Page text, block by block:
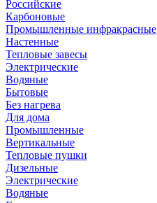
Российские
Карбоновые
Промышленные инфракрасные
Настенные
Тепловые завесы
Электрические
Водяные
Бытовые
Без нагрева
Для дома
Промышленные
Вертикальные
Тепловые пушки
Дизельные
Электрические
Водяные